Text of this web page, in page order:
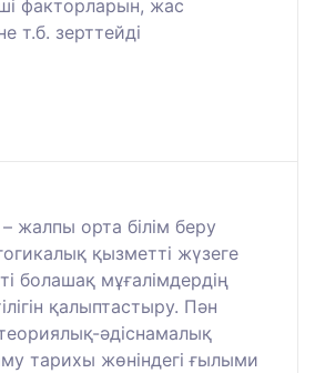
факторларын, жас
т.б. зерттейді
жалпы орта білім беру
қызметті жүзеге
болашақ мұғалімдердің
қалыптастыру. Пән
әдіснамалық
тарихы жөніндегі ғылыми